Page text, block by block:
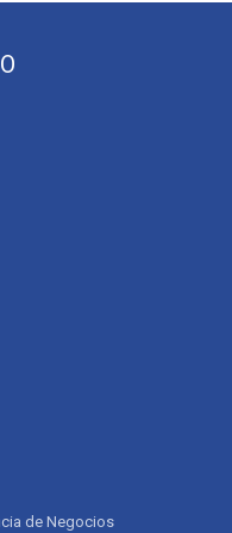
de Negocios